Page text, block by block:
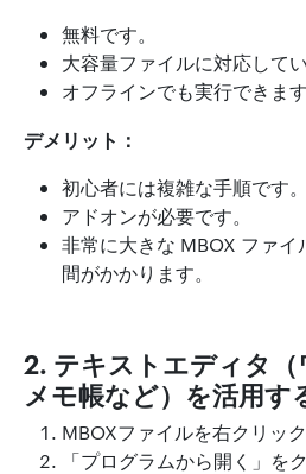
無料です。
大容量ファイルに対応してい
オフラインでも実行できます
デメリット：
初心者には複雑な手順です。
アドオンが必要です。
非常に大きな MBOX ファ
間がかかります。
2. テキストエディタ（
メモ帳など）を活用す
MBOXファイルを右クリック
「プログラムから開く」を